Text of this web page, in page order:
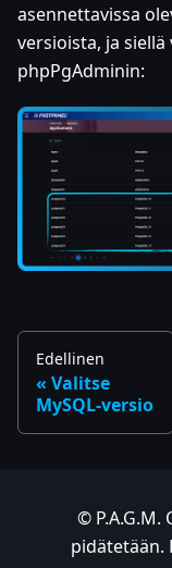
asennettavissa
versioista, ja
phpPgAdminin:
Edellinen
Valitse
MySQL-versio
© P.A.G.M.
pidätetään.